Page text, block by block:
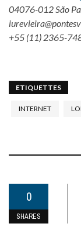
04076-012 São
+55 (11) 2365-
ETIQUETTES
INTERNET LOI
0
SHARES